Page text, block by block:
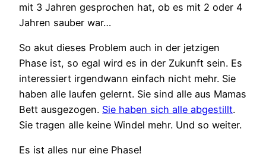
mit 3 Jahren gesprochen hat, ob es mit 2 oder 4
Jahren sauber war…
So akut dieses Problem auch in der jetzigen
Phase ist, so egal wird es in der Zukunft sein. Es
interessiert irgendwann einfach nicht mehr. Sie
haben alle laufen gelernt. Sie sind alle aus Mamas
Bett ausgezogen. Sie haben sich alle abgestillt.
Sie tragen alle keine Windel mehr. Und so weiter.
Es ist alles nur eine Phase!